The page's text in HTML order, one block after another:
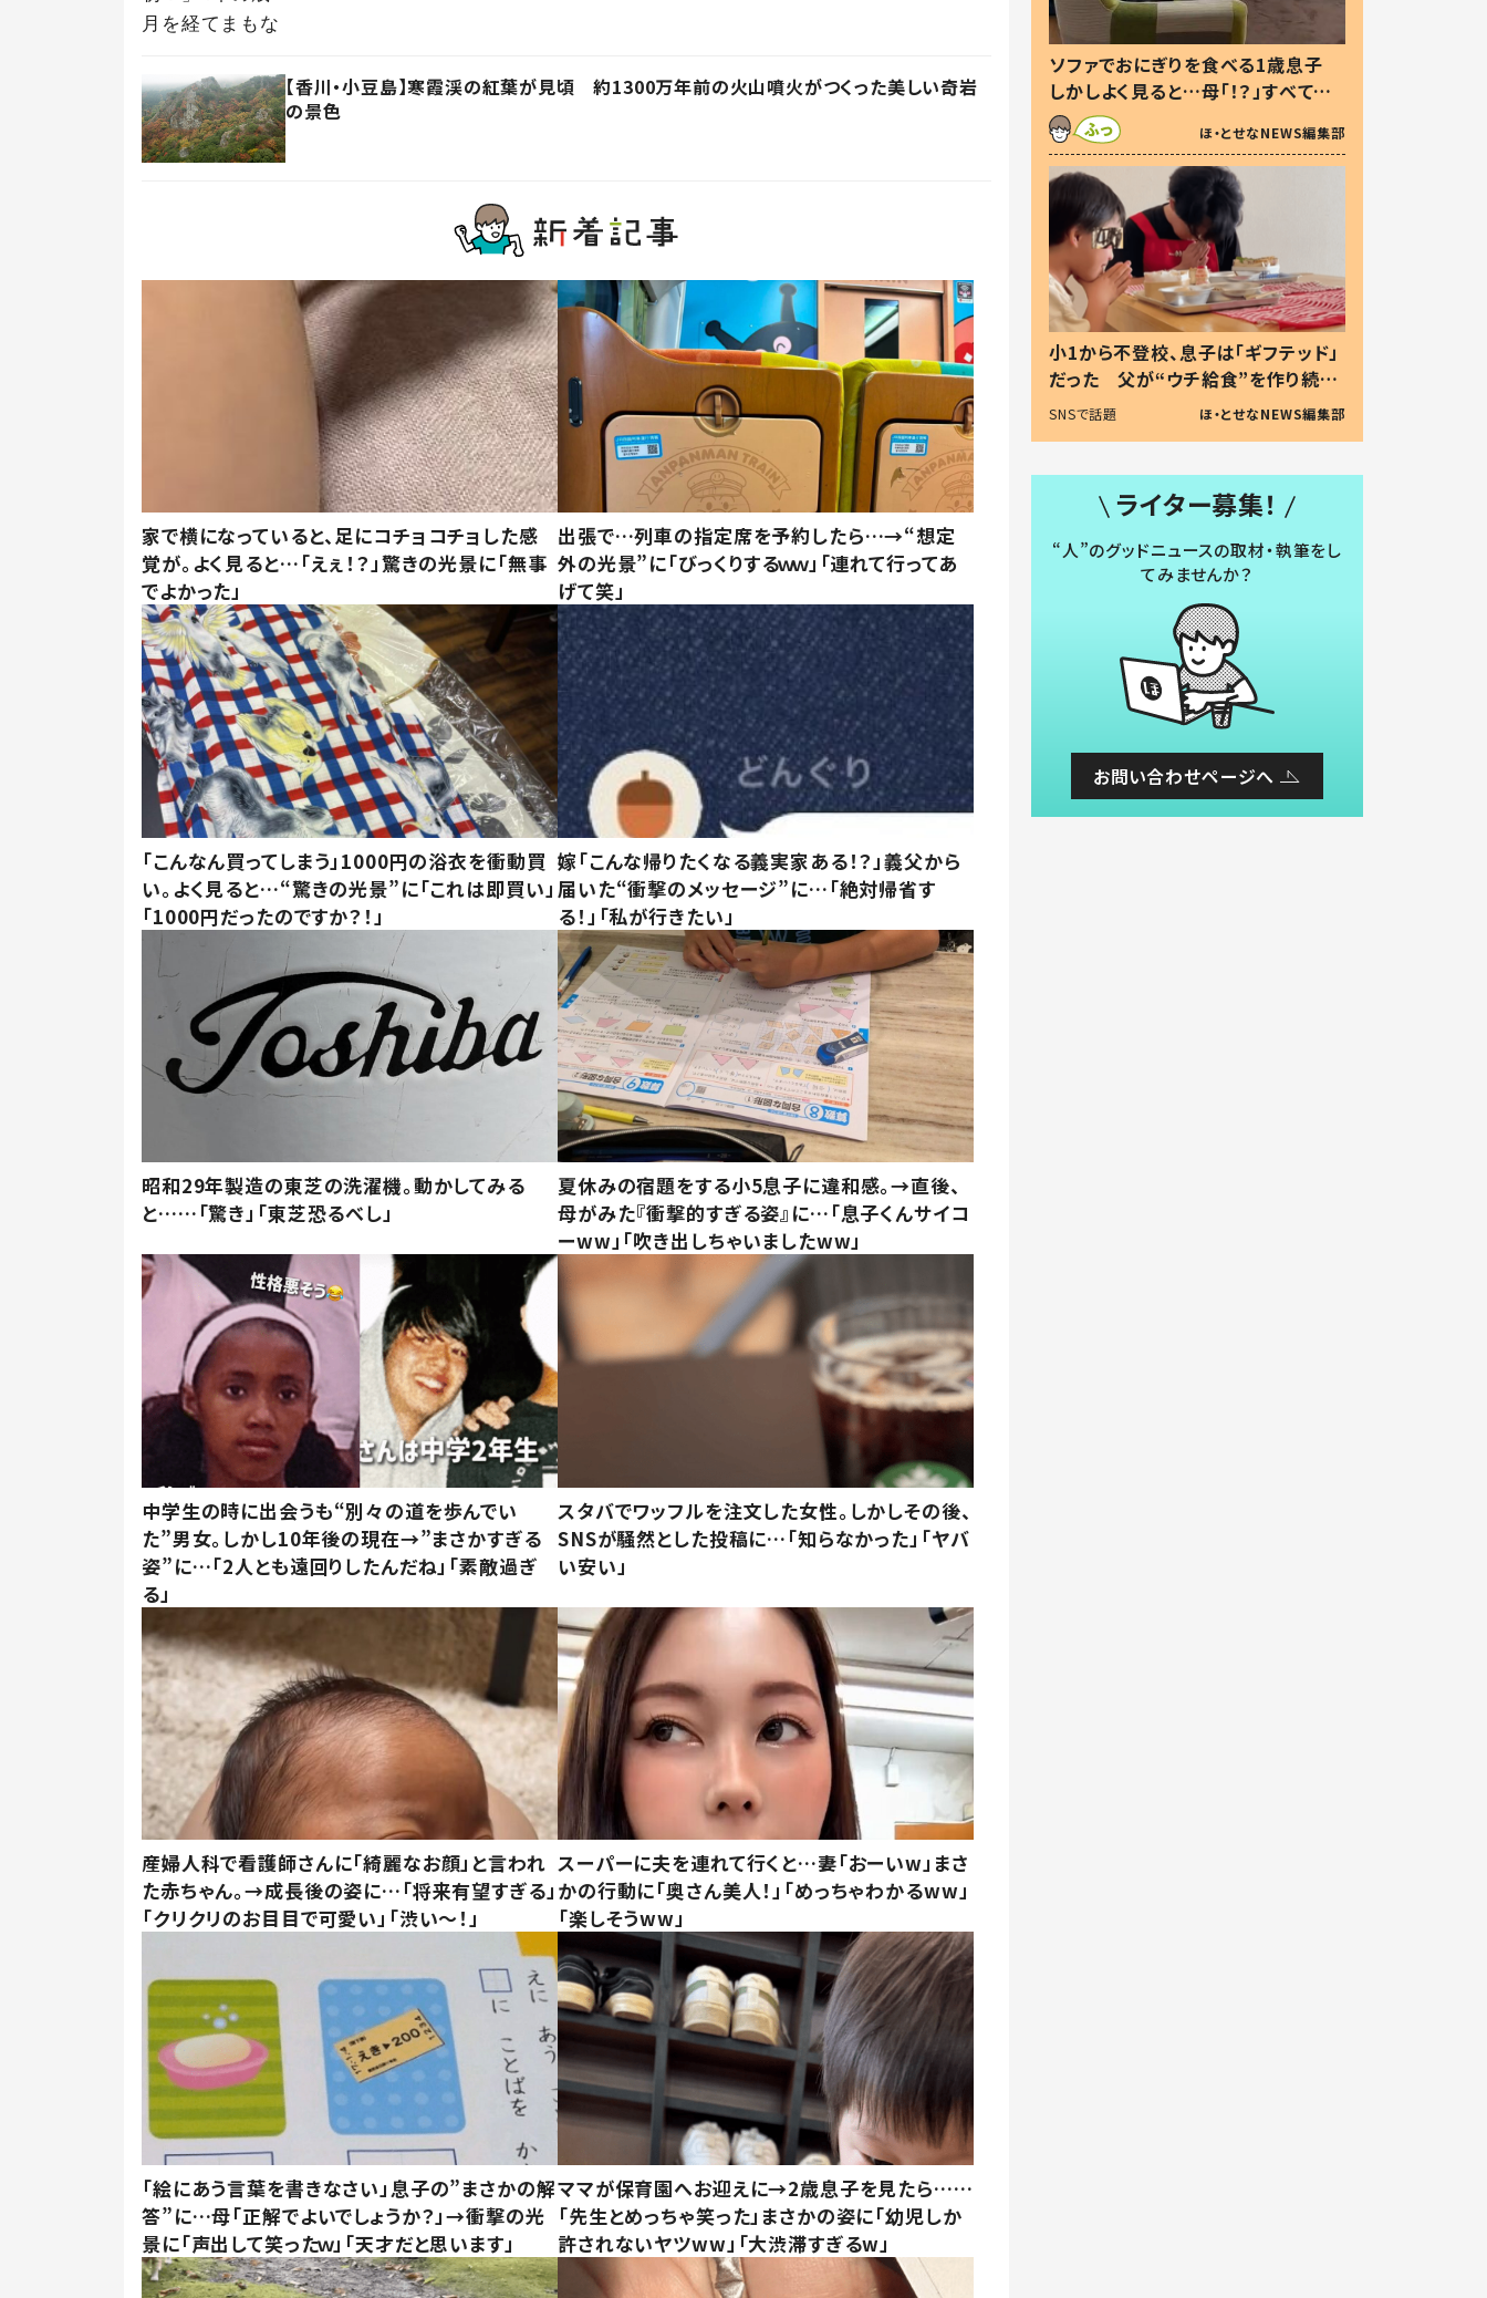
【香川・小豆島】寒霞渓の紅葉が見頃 約1300万年前の火山噴火がつくった美しい奇岩
の景色
家で横になっていると、足にコチョコチョした感
覚が。よく見ると…「えぇ！？」驚きの光景に「無事
でよかった」
出張で…列車の指定席を予約したら…→“想定
外の光景”に「びっくりするｗｗ」「連れて行ってあ
げて笑」
「こんなん買ってしまう」1000円の浴衣を衝動買
い。よく見ると…“驚きの光景”に「これは即買い」
「1000円だったのですか？！」
嫁「こんな帰りたくなる義実家ある！？」義父から
届いた“衝撃のメッセージ”に…「絶対帰省す
る！」「私が行きたい」
昭和29年製造の東芝の洗濯機。動かしてみる
と……「驚き」「東芝恐るべし」
夏休みの宿題をする小5息子に違和感。→直後、
母がみた『衝撃的すぎる姿』に…「息子くんサイコ
ーww」「吹き出しちゃいましたww」
中学生の時に出会うも“別々の道を歩んでい
た”男女。しかし10年後の現在→”まさかすぎる
姿”に…「2人とも遠回りしたんだね」「素敵過ぎ
る」
スタバでワッフルを注文した女性。しかしその後、
SNSが騒然とした投稿に…「知らなかった」「ヤバ
い安い」
産婦人科で看護師さんに「綺麗なお顔」と言われ
た赤ちゃん。→成長後の姿に…「将来有望すぎる」
「クリクリのお目目で可愛い」「渋い～！」
スーパーに夫を連れて行くと…妻「おーいw」まさ
かの行動に「奥さん美人！」「めっちゃわかるww」
「楽しそうww」
「絵にあう言葉を書きなさい」息子の”まさかの解
答”に…母「正解でよいでしょうか？」→衝撃の光
景に「声出して笑ったｗ」「天才だと思います」
ママが保育園へお迎えに→2歳息子を見たら……
「先生とめっちゃ笑った」まさかの姿に「幼児しか
許されないヤツww」「大渋滞すぎるw」
ソファでおにぎりを食べる1歳息子
しかしよく見ると…母「！？」すべてを
察した母の投稿に「可愛いから許
す！」「現行犯〜」
ほ・とせなNEWS編集部
小1から不登校、息子は「ギフテッド」
だった 父が“ウチ給食”を作り続け
る理由とは #令和の親 #令和の子
SNSで話題 ほ・とせなNEWS編集部
ライター募集！
“人”のグッドニュースの取材・執筆をし
てみませんか？
お問い合わせページへ